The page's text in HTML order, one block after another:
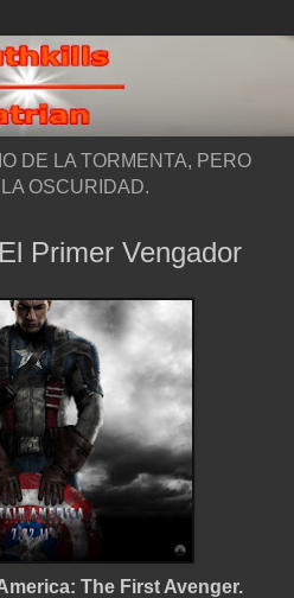
DE LA TORMENTA, PERO
OSCURIDAD.
Primer Vengador
The First Avenger.